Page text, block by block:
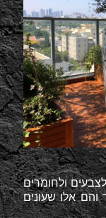
ולחומרים
אלו שעונים